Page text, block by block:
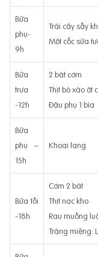
Bữa
phụ-
9h
Trái cây sấy
Một cốc sữa
Bữa
trưa
-12h
2 bát cơm
Thịt bò xào ớt
Đậu phụ 1 bìa
Bữa
phụ –
15h
Khoai lang
Bữa tối
-18h
Cơm 2 bát
Thịt nạc kho
Rau muống
Tráng miệng: